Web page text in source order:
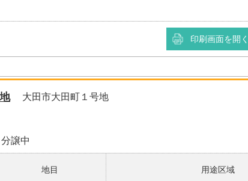
印刷画面を開く
大田市大田町１号地
分譲中
地目 用途区域